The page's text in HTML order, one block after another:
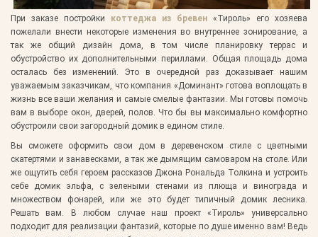
При заказе постройки коттеджа из бревен «Тироль» его хозяева
пожелали внести некоторые изменения во внутреннее зонирование, а
так же общий дизайн дома, в том числе планировку террас и
обустройство их дополнительными периллами. Общая площадь дома
осталась без изменений. Это в очередной раз доказывает нашим
уважаемым заказчикам, что компания «Доминант» готова воплощать в
жизнь все ваши желания и самые смелые фантазии. Мы готовы помочь
вам в выборе окон, дверей, полов. Что бы вы максимально комфортно
обустроили свои загородный домик в едином стиле.
Вы сможете оформить свои дом в деревенском стиле с цветными
скатертями и занавесками, а так же дымящим самоваром на столе. Или
же ощутить себя героем рассказов Джона Рональда Толкина и устроить
себе домик эльфа, с зелеными стенами из плюща и винограда и
множеством фонарей, или же это будет типичный домик лесника.
Решать вам. В любом случае наш проект «Тироль» универсально
подходит для реализации фантазий, которые по душе именно вам! Ведь